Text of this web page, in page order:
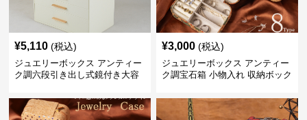
¥5,110 (税込)
ジュエリーボックス アンティー
ク調六段引き出し式鏡付き大容
¥3,000 (税込)
ジュエリーボックス アンティー
ク調宝石箱 小物入れ 収納ボック